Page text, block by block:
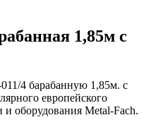
1,85м с
4 барабанную 1,85м. с
европейского
и оборудования Metal-Fach.